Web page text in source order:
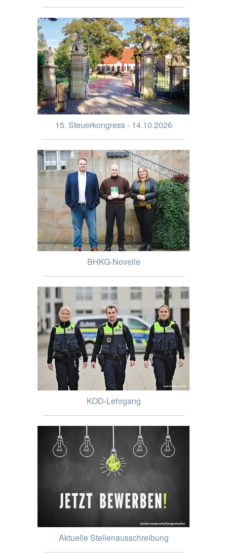
15. Steuerkongress - 14.10.2026
BHKG-Novelle
KOD-Lehrgang
Aktuelle Stellenausschreibung